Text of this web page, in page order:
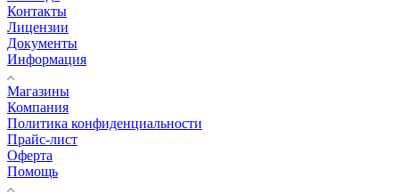
Контакты
Лицензии
Документы
Информация
Магазины
Компания
Политика конфиденциальности
Прайс-лист
Оферта
Помощь